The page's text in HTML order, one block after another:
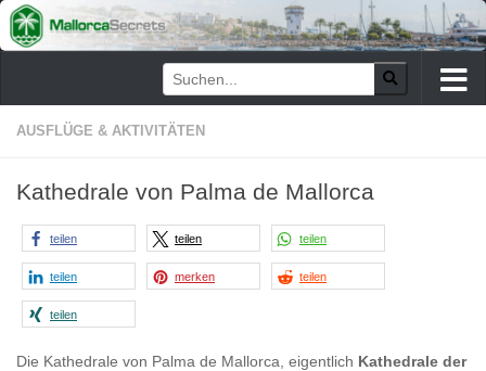
Zum Inhalt springen
AUSFLÜGE & AKTIVITÄTEN
Kathedrale von Palma de Mallorca
teilen teilen teilen
teilen merken teilen
teilen
Die Kathedrale von Palma de Mallorca, eigentlich Kathedrale der